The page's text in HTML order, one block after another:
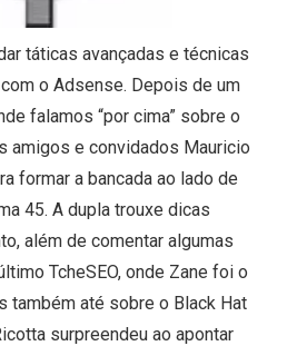
táticas avançadas e técnicas
o Adsense. Depois de um
falamos “por cima” sobre o
amigos e convidados Mauricio
formar a bancada ao lado de
45. A dupla trouxe dicas
além de comentar algumas
TcheSEO, onde Zane foi o
também até sobre o Black Hat
surpreendeu ao apontar